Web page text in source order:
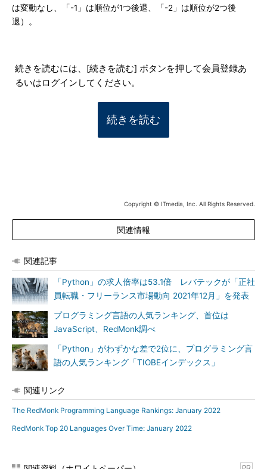
は変動なし、「-1」は順位が1つ後退、「-2」は順位が2つ後
退）。
続きを読むには、[続きを読む] ボタンを押して会員登録あ
るいはログインしてください。
続きを読む
Copyright © ITmedia, Inc. All Rights Reserved.
関連情報
関連記事
「Python」の求人倍率は53.1倍 レバテックが「正社
員転職・フリーランス市場動向 2021年12月」を発表
プログラミング言語の人気ランキング、首位は
JavaScript、RedMonk調べ
「Python」がわずかな差で2位に、プログラミング言
語の人気ランキング「TIOBEインデックス」
関連リンク
The RedMonk Programming Language Rankings: January 2022
RedMonk Top 20 Languages Over Time: January 2022